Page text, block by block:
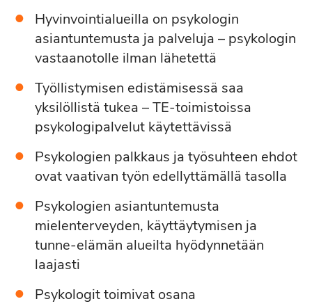
Hyvinvointialueilla on psykologin
asiantuntemusta ja palveluja – psykologin
vastaanotolle ilman lähetettä
Työllistymisen edistämisessä saa
yksilöllistä tukea – TE-toimistoissa
psykologipalvelut käytettävissä
Psykologien palkkaus ja työsuhteen ehdot
ovat vaativan työn edellyttämällä tasolla
Psykologien asiantuntemusta
mielenterveyden, käyttäytymisen ja
tunne-elämän alueilta hyödynnetään
laajasti
Psykologit toimivat osana